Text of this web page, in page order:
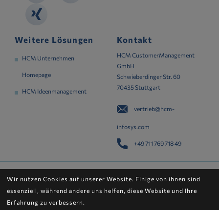
Weitere Lösungen
HCM Unternehmen
Homepage
HCM Ideenmanagement
Kontakt
HCM CustomerManagement
GmbH
Schwieberdinger Str. 60
70435 Stuttgart
vertrieb@hcm-
infosys.com
+49 711 769 718 49
© HCM CustomerManagement GmbH 2026 | Realisiert von
gravima GmbH
Wir nutzen Cookies auf unserer Website. Einige von ihnen sind
essenziell, während andere uns helfen, diese Website und Ihre
Erfahrung zu verbessern.